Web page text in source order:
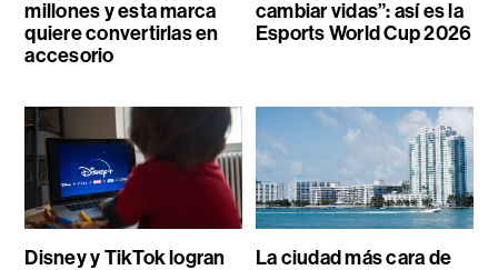
millones y esta marca
quiere convertirlas en
accesorio
cambiar vidas”: así es la
Esports World Cup 2026
Disney y TikTok logran
La ciudad más cara de